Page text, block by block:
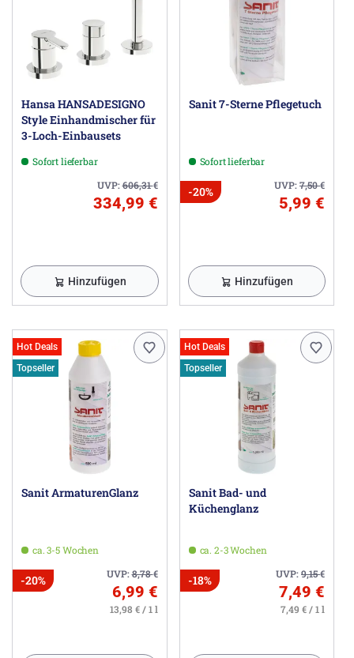
Hansa HANSADESIGNO
Style Einhandmischer für
3-Loch-Einbausets
Sofort lieferbar
UVP:606,31€
334,99 €
Hinzufügen
Sanit 7-Sterne Pflegetuch
Sofort lieferbar
UVP:7,50€
-20%
5,99 €
Hinzufügen
Hot Deals
Topseller
Sanit ArmaturenGlanz
ca. 3-5 Wochen
UVP:8,78€
-20%
6,99 €
13,98 € / 1 l
Hot Deals
Topseller
Sanit Bad- und
Küchenglanz
ca. 2-3 Wochen
UVP:9,15€
-18%
7,49 €
7,49 € / 1 l